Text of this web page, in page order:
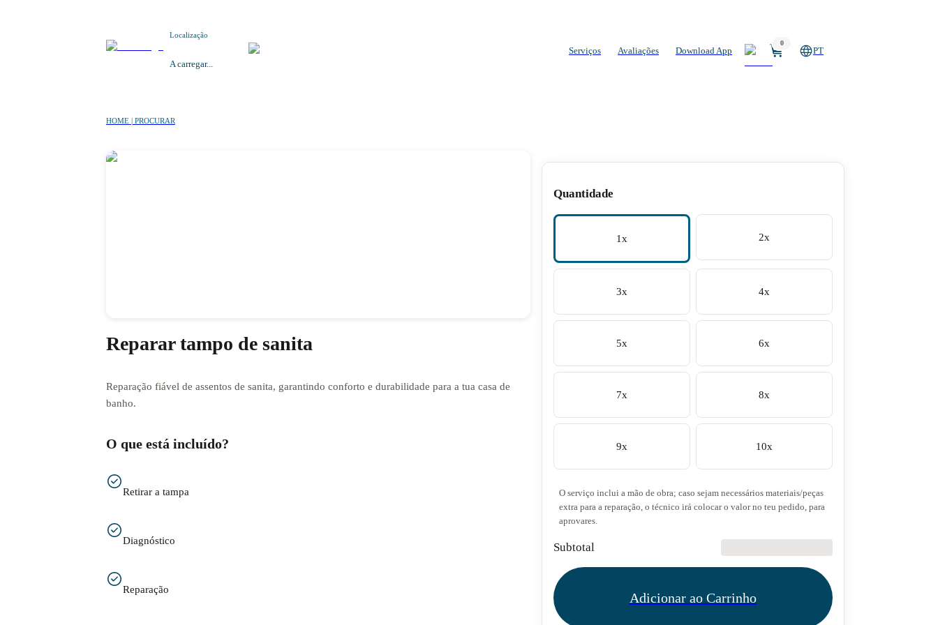
Localização
A carregar...
Serviços Avaliações Download App
0
PT
HOME | PROCURAR
Reparar tampo de sanita
Reparação fiável de assentos de sanita, garantindo conforto e durabilidade para a tua casa de
banho.
O que está incluído?
Retirar a tampa
Diagnóstico
Reparação
Quantidade
1x 2x
3x 4x
5x 6x
7x 8x
9x 10x
O serviço inclui a mão de obra; caso sejam necessários materiais/peças
extra para a reparação, o técnico irá colocar o valor no teu pedido, para
aprovares.
Subtotal
Adicionar ao Carrinho